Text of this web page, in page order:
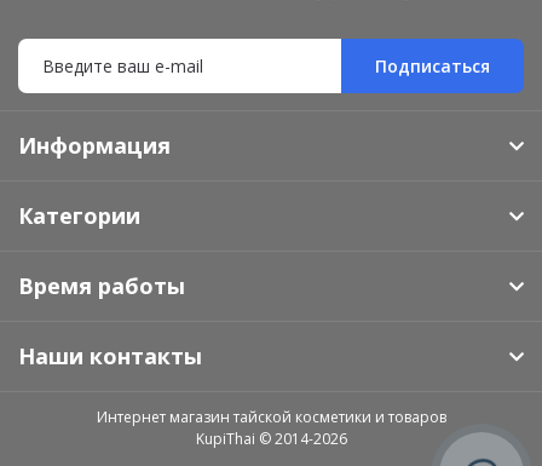
Подписаться
Информация
Категории
Время работы
Наши контакты
Интернет магазин тайской косметики и товаров
KupiThai © 2014-2026